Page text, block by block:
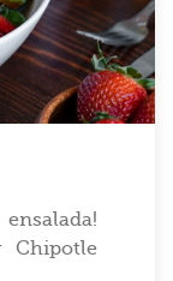
Chipotle